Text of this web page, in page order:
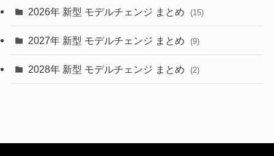
(4)
(1)
2026年 新型 モデルチェンジ まとめ (15)
2027年 新型 モデルチェンジ まとめ (9)
2028年 新型 モデルチェンジ まとめ (2)